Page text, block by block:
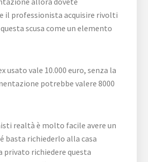
il professionista acquisire rivolti
scusa come un elemento
usato vale 10.000 euro, senza la
potrebbe valere 8000
realtà è molto facile avere un
basta richiederlo alla casa
richiedere questa